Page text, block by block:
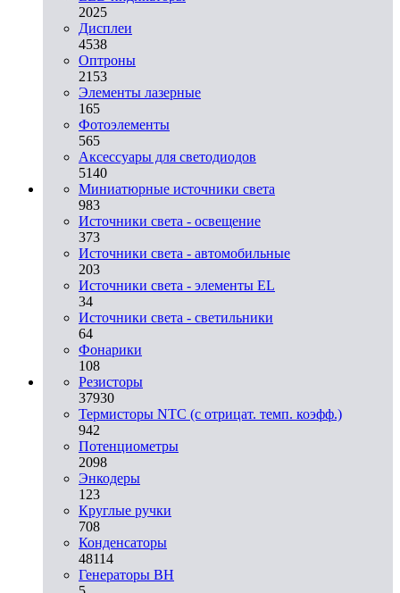
2025
Дисплеи
4538
Оптроны
2153
Элементы лазерные
165
Фотоэлементы
565
Аксессуары для светодиодов
5140
Миниатюрные источники света
983
Источники света - освещение
373
Источники света - автомобильные
203
Источники света - элементы EL
34
Источники света - светильники
64
Фонарики
108
Резисторы
37930
Термисторы NTC (с отрицат. темп. коэфф.)
942
Потенциометры
2098
Энкодеры
123
Круглые ручки
708
Конденсаторы
48114
Генераторы ВН